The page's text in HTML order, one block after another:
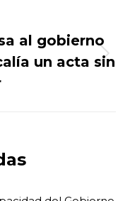
al gobierno
un acta sin